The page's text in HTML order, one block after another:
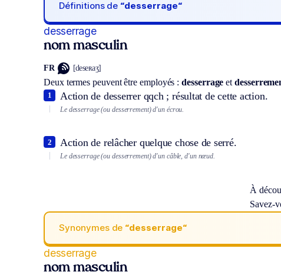
Définitions de “desserrage“
desserrage
nom masculin
FR [deseʀaʒ]
Deux termes peuvent être employés :desserrage et
Action de desserrer qqch ; résultat de cette action.
1
Le desserrage (ou desserrement) d'un écrou.
Action de relâcher quelque chose de serré.
2
Le desserrage (ou desserrement) d'un câble, d'un nœud.
À
Savez-
Synonymes de “desserrage“
desserrage
nom masculin